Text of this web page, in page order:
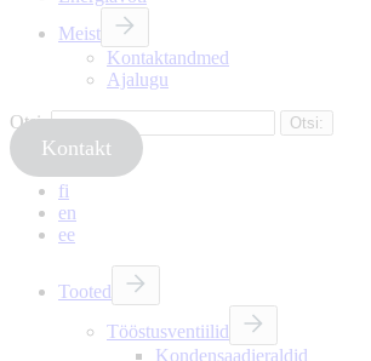
Meist
Kontaktandmed
Ajalugu
Otsi:
Kontakt
fi
en
ee
Tooted
Tööstusventiilid
Kondensaadieraldid